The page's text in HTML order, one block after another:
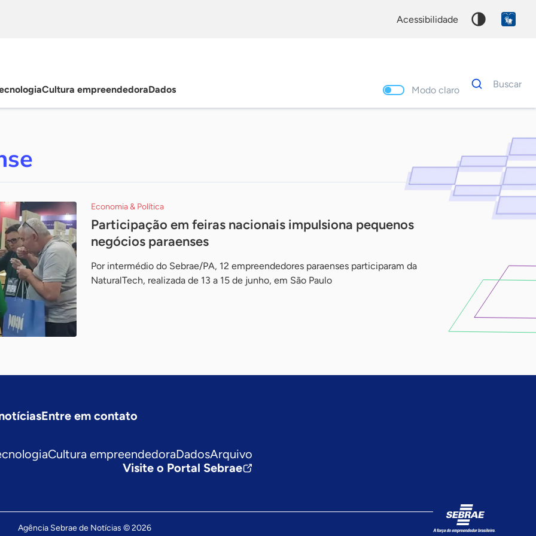
acessibilidade
Cultura empreendedoraDados Modo claro
Dados
para
Buscar
Economia & Política
Participação em feiras nacionais impulsiona pequenos
negócios paraenses
Por intermédio do Sebrae/PA, 12 empreendedores paraenses participaram da
NaturalTech, realizada de 13 a 15 de junho, em São Paulo
Entre em contato
Cultura empreendedoraDadosArquivo
Visite o Portal Sebrae
Agência Sebrae de Notícias © 2026